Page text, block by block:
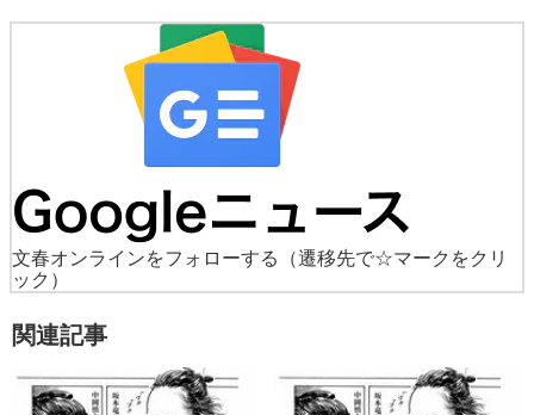
文春オンラインをフォローする
（遷移先で☆マークをクリ
ック）
関連記事